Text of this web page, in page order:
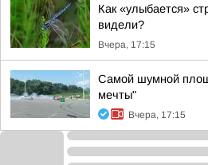
Как «улыбается»
видели?
Вчера, 17:15
Самой шумной
мечты"
Вчера, 17:15